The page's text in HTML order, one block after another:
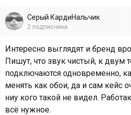
Серый КардиНальчик
2 подписчика
Интересно выглядят и бренд
Пишут, что звук чистый, к двум
подключаются одновременно,
менять как обои, да и сам кейс
ниу кого такой не видел.
всё нужное.